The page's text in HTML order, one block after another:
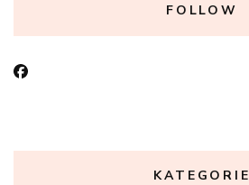
FOLLOW
KATEGORIE